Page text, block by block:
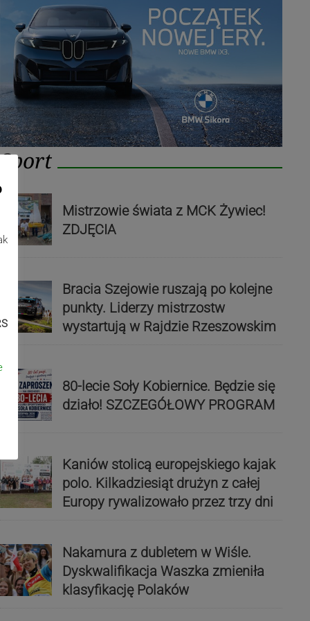
Sport
Mistrzowie świata z MCK Żywiec!
ZDJĘCIA
Bracia Szejowie ruszają po kolejne
punkty. Liderzy mistrzostw
wystartują w Rajdzie Rzeszowskim
80-lecie Soły Kobiernice. Będzie się
działo! SZCZEGÓŁOWY PROGRAM
Kaniów stolicą europejskiego kajak
polo. Kilkadziesiąt drużyn z całej
Europy rywalizowało przez trzy dni
Nakamura z dubletem w Wiśle.
Dyskwalifikacja Waszka zmieniła
klasyfikację Polaków